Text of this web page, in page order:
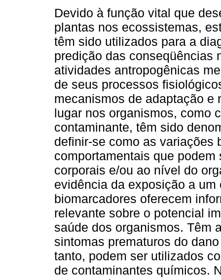
Devido à função vital que
plantas nos ecossistemas,
têm sido utilizados para a
predição das conseqüências
atividades antropogênicas
de seus processos
mecanismos de adaptação e
lugar nos organismos, como
contaminante, têm sido
definir-se como as variações
comportamentais que
corporais e/ou ao nível do
evidência da exposição a
biomarcadores oferecem
relevante sobre o potencial
saúde dos organismos. Têm
sintomas prematuros do
tanto, podem ser utilizados
de contaminantes químicos.